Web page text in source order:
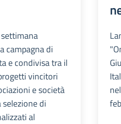
campagna di
e condivisa tra il
vincitori
e società
di
al